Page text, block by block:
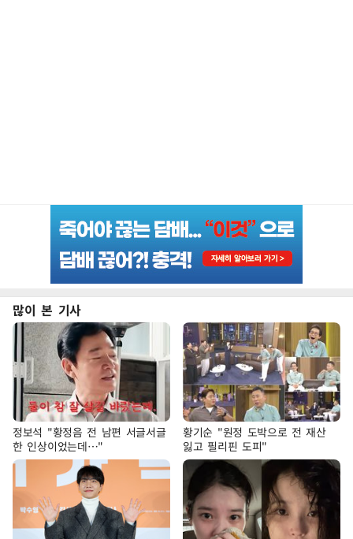
많이 본 기사
정보석 "황정음 전 남편 서글서글
한 인상이었는데…"
황기순 "원정 도박으로 전 재산
잃고 필리핀 도피"